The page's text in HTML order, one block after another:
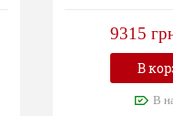
9315
В
В